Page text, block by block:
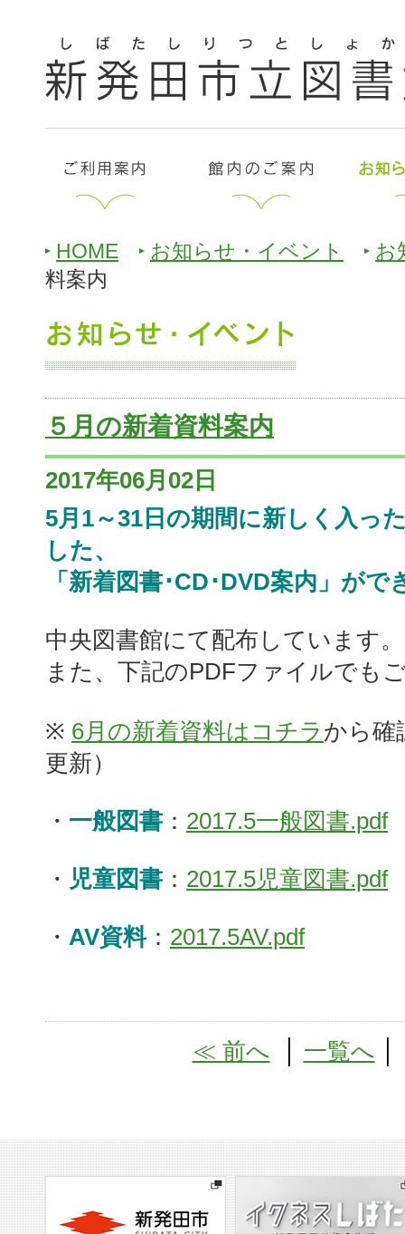
HOME お知らせ・イベント
お
料案内
５月の新着資料案内
2017年06月02日
5月1～31日の期間に新しく入っ
した、
「新着図書･CD･DVD案内」がで
中央図書館にて配布しています
また、下記のPDFファイルでも
※ 6月の新着資料はコチラ から確
更新）
・ 一般図書 ： 2017.5一般図書.pdf
・ 児童図書 ： 2017.5児童図書.pdf
・ AV資料： 2017.5AV.pdf
≪ 前へ 一覧へ